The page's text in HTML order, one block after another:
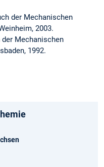
der Mechanischen
2003.
der Mechanischen
1992.